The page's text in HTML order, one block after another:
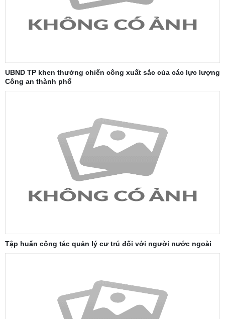
UBND TP khen thưởng chiến công xuất sắc của các lực lượng
Công an thành phố
Tập huấn công tác quản lý cư trú đối với người nước ngoài